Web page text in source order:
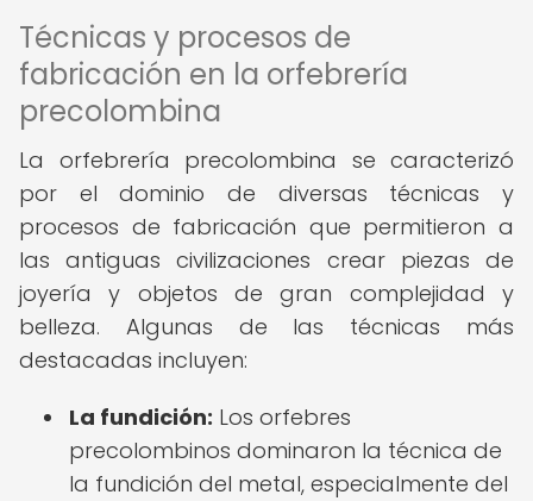
Técnicas y procesos de
fabricación en la orfebrería
precolombina
La orfebrería precolombina se caracterizó
por el dominio de diversas técnicas y
procesos de fabricación que permitieron a
las antiguas civilizaciones crear piezas de
joyería y objetos de gran complejidad y
belleza. Algunas de las técnicas más
destacadas incluyen:
La fundición: Los orfebres
precolombinos dominaron la técnica de
la fundición del metal, especialmente del